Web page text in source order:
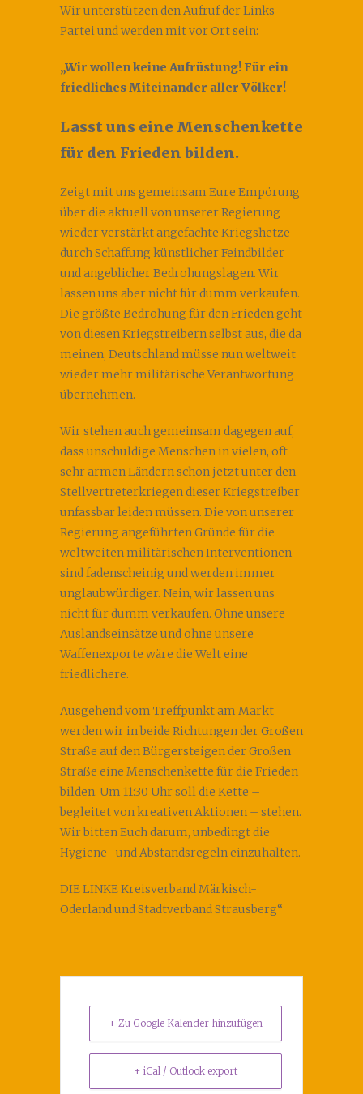
Wir unterstützen den Aufruf der Links-
Partei und werden mit vor Ort sein:
„Wir wollen keine Aufrüstung! Für ein
friedliches Miteinander aller Völker!
Lasst uns eine Menschenkette
für den Frieden bilden.
Zeigt mit uns gemeinsam Eure Empörung
über die aktuell von unserer Regierung
wieder verstärkt angefachte Kriegshetze
durch Schaffung künstlicher Feindbilder
und angeblicher Bedrohungslagen. Wir
lassen uns aber nicht für dumm verkaufen.
Die größte Bedrohung für den Frieden geht
von diesen Kriegstreibern selbst aus, die da
meinen, Deutschland müsse nun weltweit
wieder mehr militärische Verantwortung
übernehmen.
Wir stehen auch gemeinsam dagegen auf,
dass unschuldige Menschen in vielen, oft
sehr armen Ländern schon jetzt unter den
Stellvertreterkriegen dieser Kriegstreiber
unfassbar leiden müssen. Die von unserer
Regierung angeführten Gründe für die
weltweiten militärischen Interventionen
sind fadenscheinig und werden immer
unglaubwürdiger. Nein, wir lassen uns
nicht für dumm verkaufen. Ohne unsere
Auslandseinsätze und ohne unsere
Waffenexporte wäre die Welt eine
friedlichere.
Ausgehend vom Treffpunkt am Markt
werden wir in beide Richtungen der Großen
Straße auf den Bürgersteigen der Großen
Straße eine Menschenkette für die Frieden
bilden. Um 11:30 Uhr soll die Kette –
begleitet von kreativen Aktionen – stehen.
Wir bitten Euch darum, unbedingt die
Hygiene- und Abstandsregeln einzuhalten.
DIE LINKE Kreisverband Märkisch-
Oderland und Stadtverband Strausberg“
+ Zu Google Kalender hinzufügen
+ iCal / Outlook export